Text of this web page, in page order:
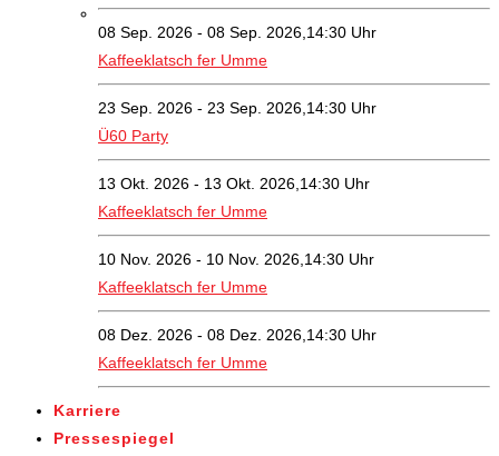
08 Sep. 2026 - 08 Sep. 2026,14:30 Uhr
Kaffeeklatsch fer Umme
23 Sep. 2026 - 23 Sep. 2026,14:30 Uhr
Ü60 Party
13 Okt. 2026 - 13 Okt. 2026,14:30 Uhr
Kaffeeklatsch fer Umme
10 Nov. 2026 - 10 Nov. 2026,14:30 Uhr
Kaffeeklatsch fer Umme
08 Dez. 2026 - 08 Dez. 2026,14:30 Uhr
Kaffeeklatsch fer Umme
Karriere
Pressespiegel